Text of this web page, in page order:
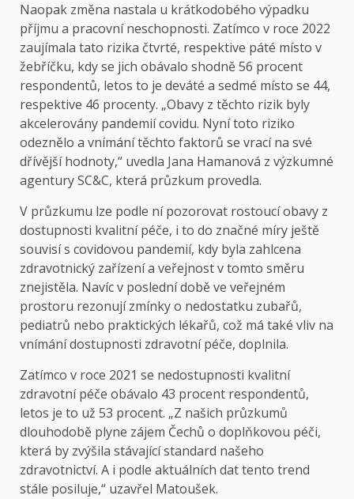
Naopak změna nastala u krátkodobého výpadku
příjmu a pracovní neschopnosti. Zatímco v roce 2022
zaujímala tato rizika čtvrté, respektive páté místo v
žebříčku, kdy se jich obávalo shodně 56 procent
respondentů, letos to je deváté a sedmé místo se 44,
respektive 46 procenty. „Obavy z těchto rizik byly
akcelerovány pandemií covidu. Nyní toto riziko
odeznělo a vnímání těchto faktorů se vrací na své
dřívější hodnoty,“ uvedla Jana Hamanová z výzkumné
agentury SC&C, která průzkum provedla.
V průzkumu lze podle ní pozorovat rostoucí obavy z
dostupnosti kvalitní péče, i to do značné míry ještě
souvisí s covidovou pandemií, kdy byla zahlcena
zdravotnický zařízení a veřejnost v tomto směru
znejistěla. Navíc v poslední době ve veřejném
prostoru rezonují zmínky o nedostatku zubařů,
pediatrů nebo praktických lékařů, což má také vliv na
vnímání dostupnosti zdravotní péče, doplnila.
Zatímco v roce 2021 se nedostupnosti kvalitní
zdravotní péče obávalo 43 procent respondentů,
letos je to už 53 procent. „Z našich průzkumů
dlouhodobě plyne zájem Čechů o doplňkovou péči,
která by zvýšila stávající standard našeho
zdravotnictví. A i podle aktuálních dat tento trend
stále posiluje,“ uzavřel Matoušek.